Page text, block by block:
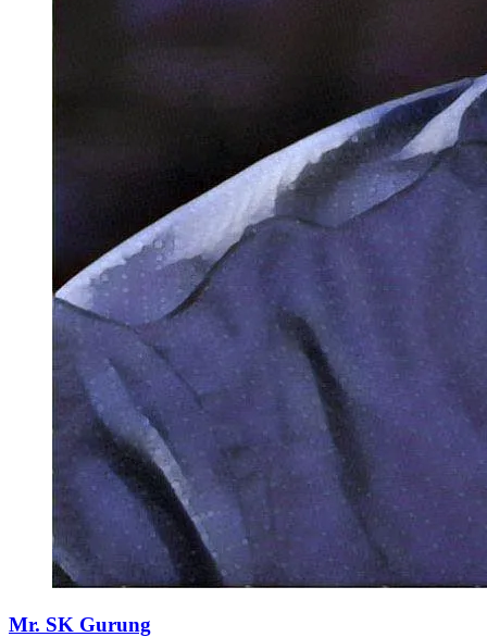
Mr. SK Gurung